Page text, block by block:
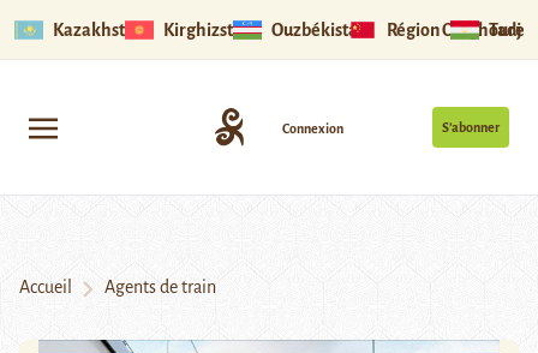
Kazakhstan Kirghizstan Ouzbékistan Région Ouïghoure
S’abonner
Connexion
Accueil Agents de train